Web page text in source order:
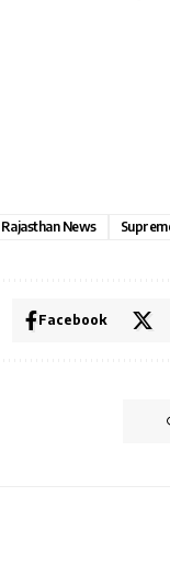
Rajasthan News
Facebook